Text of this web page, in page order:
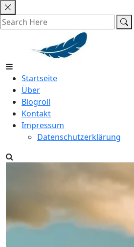
Skip
to
content
Startseite
Über
Blogroll
Kontakt
Impressum
Datenschutzerklärung